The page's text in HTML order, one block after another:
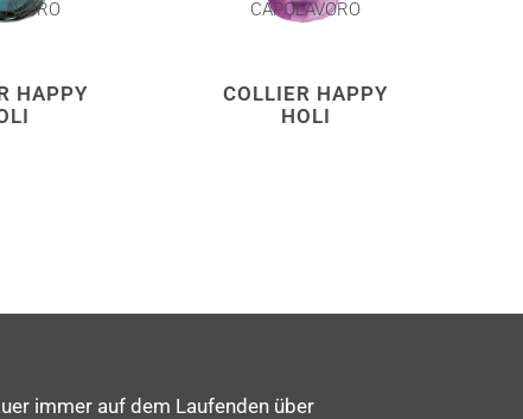
HAPPY
CAPOLAVORO
COLLIER HAPPY
HOLI
immer auf dem Laufenden über